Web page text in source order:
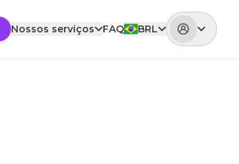
Nossos serviços FAQ BRL